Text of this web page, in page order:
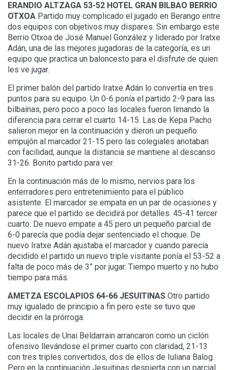
ERANDIO ALTZAGA 53-52 HOTEL GRAN BILBAO BERRIO
OTXOA Partido muy complicado el jugado en Berango entre
dos equipos con objetivos muy dispares. Sin embargo este
Berrio Otxoa de José Manuel González y liderado por Iratxe
Adán, una de las mejores jugadoras de la categoría, es un
equipo que practica un baloncesto para el disfrute de quien
les ve jugar.
El primer balón del partido Iratxe Adán lo convertía en tres
puntos para su equipo. Un 0-6 ponía el partido 2-9 para las
bilbaínas, pero poco a poco las locales fueron limando la
diferencia para cerrar el cuarto 14-15. Las de Kepa Pacho
salieron mejor en la continuación y dieron un pequeño
empujón al marcador 21-15 pero las colegiales anotaban
con facilidad, aunque la distancia se mantiene al descanso
31-26. Bonito partido para ver.
En la continuación más de lo mismo, nervios para los
enterradores pero entretenimiento para el público
asistente. El marcador se empata en un par de ocasiones y
parece que el partido se decidirá por detalles. 45-41 tercer
cuarto. De nuevo empate a 45 pero un pequeño parcial de
6-0 parecía que podía dejar sentenciado el choque. De
nuevo Iratxe Adán ajustaba el marcador y cuando parecía
decidido el partido un nuevo triple visitante ponía el 53-52 a
falta de poco más de 3” por jugar. Tiempo muerto y no hubo
tiempo para más.
AMETZA ESCOLAPIOS 64-66 JESUITINAS Otro partido
muy igualado de principio a fin pero este se tuvo que
decidir en la prórroga.
Las locales de Unai Beldarrain arrancaron como un ciclón
ofensivo llevándose el primer cuarto con claridad, 21-13
con tres triples convertidos, dos de ellos de Iuliana Balog.
Pero en la continuación Jesuitinas despierta con un parcial